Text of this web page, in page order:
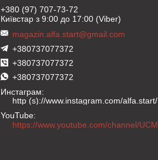
+380 (97) 707-73-72
Київстар з 9:00 до 17:00 (Viber)
magazin.alfa.start@gmail.com
+380737077372
+380737077372
+380737077372
Инстаграм
http (s)://www.instagram.com/alfa.start/
YouTube